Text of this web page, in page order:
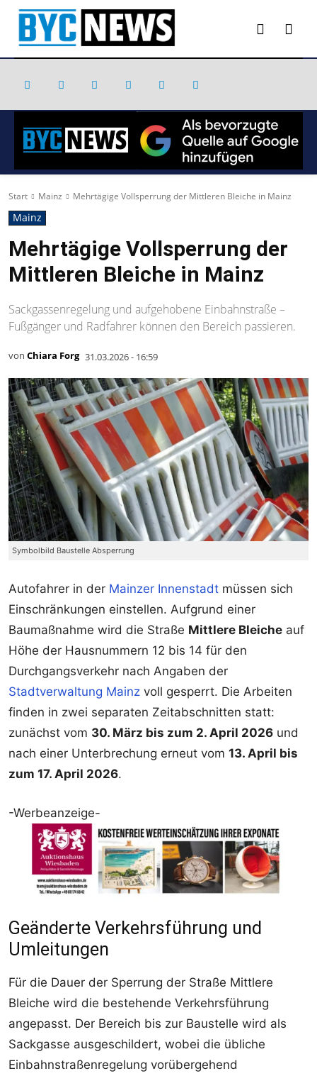
Start Mainz Mehrtägige Vollsperrung der Mittleren Bleiche in Mainz
Mainz
Mehrtägige Vollsperrung der
Mittleren Bleiche in Mainz
Sackgassenregelung und aufgehobene Einbahnstraße –
Fußgänger und Radfahrer können den Bereich passieren.
von Chiara Forg 31.03.2026 - 16:59
Symbolbild Baustelle Absperrung
Autofahrer in der Mainzer Innenstadt müssen sich
Einschränkungen einstellen. Aufgrund einer
Baumaßnahme wird die Straße Mittlere Bleiche auf
Höhe der Hausnummern 12 bis 14 für den
Durchgangsverkehr nach Angaben der
Stadtverwaltung Mainz voll gesperrt. Die Arbeiten
finden in zwei separaten Zeitabschnitten statt:
zunächst vom 30. März bis zum 2. April 2026 und
nach einer Unterbrechung erneut vom 13. April bis
zum 17. April 2026.
-Werbeanzeige-
Geänderte Verkehrsführung und
Umleitungen
Für die Dauer der Sperrung der Straße Mittlere
Bleiche wird die bestehende Verkehrsführung
angepasst. Der Bereich bis zur Baustelle wird als
Sackgasse ausgeschildert, wobei die übliche
Einbahnstraßenregelung vorübergehend